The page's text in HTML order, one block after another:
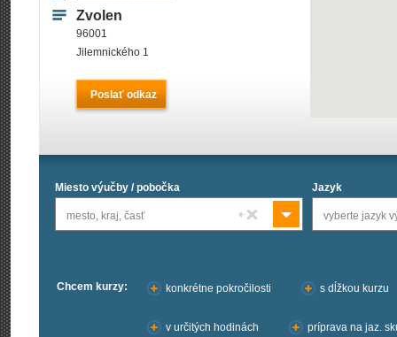
Zvolen
96001
Jilemnického 1
Poslať odkaz
Miesto výučby / pobočka
mesto, kraj, časť
Jazyk
vyberte jazyk
Chcem kurzy: konkrétne pokročilosti s dĺžkou kurzu
v určitých hodinách príprava na jaz.